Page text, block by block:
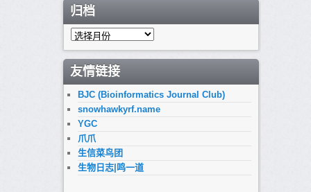
归档
归
友情链接
BJC (Bioinformatics Journal Club)
snowhawkyrf.name
YGC
爪爪
生信菜鸟团
生物日志|鸣一道